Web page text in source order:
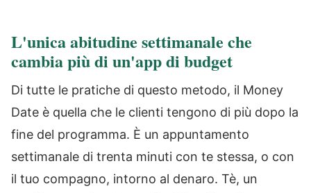
L'unica abitudine settimanale che
cambia più di un'app di budget
Di tutte le pratiche di questo metodo, il Money
Date è quella che le clienti tengono di più dopo la
fine del programma. È un appuntamento
settimanale di trenta minuti con te stessa, o con
il tuo compagno, intorno al denaro. Tè, un